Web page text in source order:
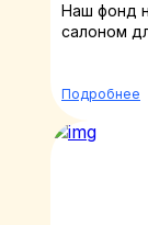
Наш фонд
салоном
Подробнее